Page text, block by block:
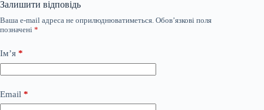
Залишити відповідь
Ваша e-mail адреса не оприлюднюватиметься. Обов’язкові поля
позначені *
Ім’я *
Email *